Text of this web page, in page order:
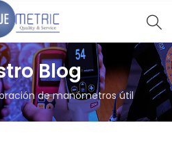
Blog
de manómetros útil